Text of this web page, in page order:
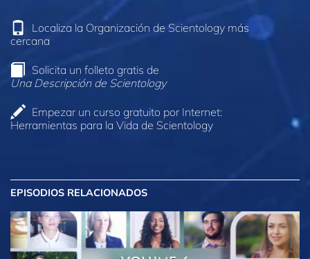
Localiza la Organización de Scientology más
cercana
Solicita un folleto gratis de
Una Descripción de Scientology
Empezar un curso gratuito por Internet:
Herramientas para la Vida de Scientology
EPISODIOS RELACIONADOS